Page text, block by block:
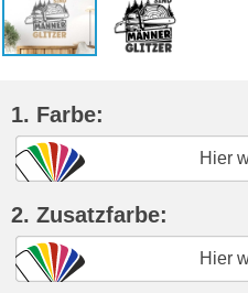
1. Farbe:
Hier
2. Zusatzfarbe:
Hier